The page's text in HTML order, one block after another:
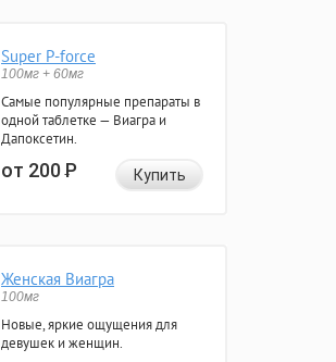
Super P-force
100мг + 60мг
Самые популярные препараты в
одной таблетке — Виагра и
Дапоксетин.
от 200Р Купить
Женская Виагра
100мг
Новые, яркие ощущения для
девушек и женщин.